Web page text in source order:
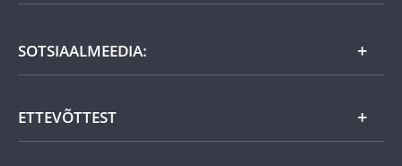
Kuu eripakkumine
Kingiideed
Eesti tooted
SOTSIAALMEEDIA:
ETTEVÕTTEST